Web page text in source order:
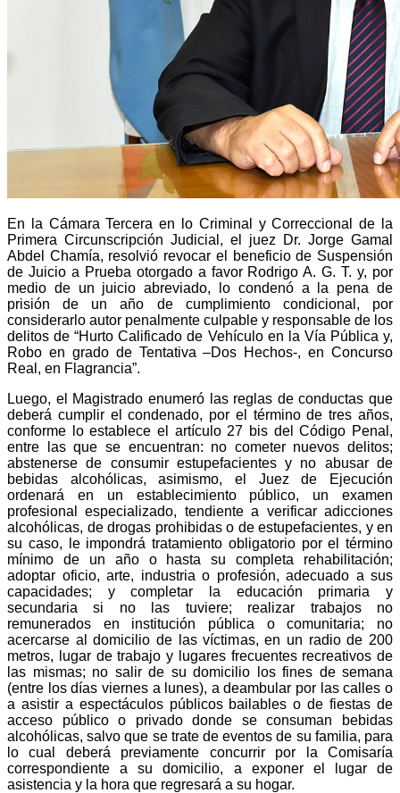
En la Cámara Tercera en lo Criminal y Correccional de la
Primera Circunscripción Judicial, el juez Dr. Jorge Gamal
Abdel Chamía, resolvió revocar el beneficio de Suspensión
de Juicio a Prueba otorgado a favor Rodrigo A. G. T. y, por
medio de un juicio abreviado, lo condenó a la pena de
prisión de un año de cumplimiento condicional, por
considerarlo autor penalmente culpable y responsable de los
delitos de “Hurto Calificado de Vehículo en la Vía Pública y,
Robo en grado de Tentativa –Dos Hechos-, en Concurso
Real, en Flagrancia”.
Luego, el Magistrado enumeró las reglas de conductas que
deberá cumplir el condenado, por el término de tres años,
conforme lo establece el artículo 27 bis del Código Penal,
entre las que se encuentran: no cometer nuevos delitos;
abstenerse de consumir estupefacientes y no abusar de
bebidas alcohólicas, asimismo, el Juez de Ejecución
ordenará en un establecimiento público, un examen
profesional especializado, tendiente a verificar adicciones
alcohólicas, de drogas prohibidas o de estupefacientes, y en
su caso, le impondrá tratamiento obligatorio por el término
mínimo de un año o hasta su completa rehabilitación;
adoptar oficio, arte, industria o profesión, adecuado a sus
capacidades; y completar la educación primaria y
secundaria si no las tuviere; realizar trabajos no
remunerados en institución pública o comunitaria; no
acercarse al domicilio de las víctimas, en un radio de 200
metros, lugar de trabajo y lugares frecuentes recreativos de
las mismas; no salir de su domicilio los fines de semana
(entre los días viernes a lunes), a deambular por las calles o
a asistir a espectáculos públicos bailables o de fiestas de
acceso público o privado donde se consuman bebidas
alcohólicas, salvo que se trate de eventos de su familia, para
lo cual deberá previamente concurrir por la Comisaría
correspondiente a su domicilio, a exponer el lugar de
asistencia y la hora que regresará a su hogar.